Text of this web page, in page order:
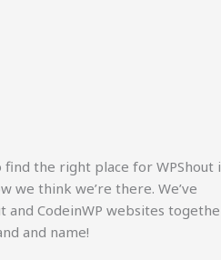
the right place for WPShout
we think we’re there. We’ve
and CodeinWP websites
and name!